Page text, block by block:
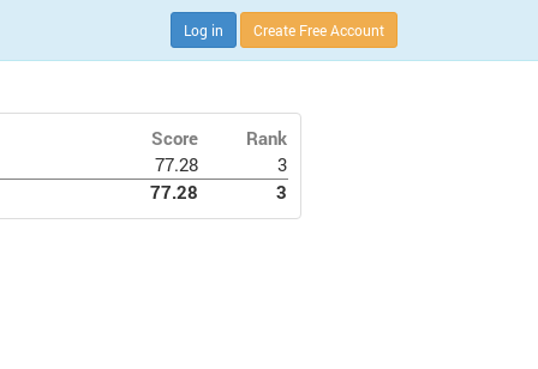
Log in Create Free Account
Score
Rank
77.28
3
77.28
3